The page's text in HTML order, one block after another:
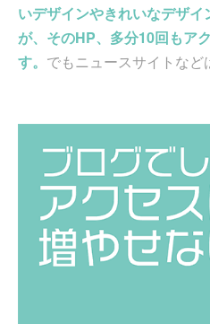
いデザインやきれいなデザ
が、そのHP、多分10回もア
す。 でもニュースサイトなど